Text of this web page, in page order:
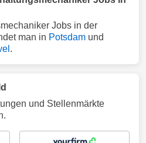
Jobs in der
man in Potsdam und
.
und Stellenmärkte